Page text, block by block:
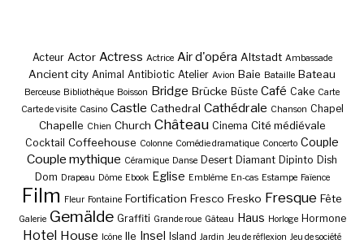
Acteur Actor Actress Actrice Air d'opéra Altstadt Ambassade
Ancient city Animal Antibiotic Atelier Avion Baie Bataille Bateau
Berceuse Bibliothèque Boisson Bridge Brücke Büste Café Cake Carte
Carte de visite Casino Castle Cathedral Cathédrale Chanson Chapel
Chapelle Chien Church Château Cinema Cité médiévale
Cocktail Coffeehouse Colonne Comédie dramatique Concerto Couple
Couple mythique Céramique Danse Desert Diamant Dipinto Dish
Dom Drapeau Dôme Ebook Eglise Emblème En-cas Estampe Faïence
Film Fleur Fontaine Fortification Fresco Fresko Fresque Fête
Galerie Gemälde Graffiti Grande roue Gâteau Haus Horloge Hormone
Hotel House Icône Ile Insel Island Jardin Jeu de réflexion Jeu de société